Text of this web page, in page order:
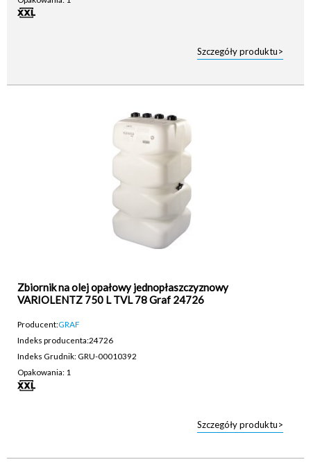
Szczegóły produktu>
Zbiornik na olej opałowy jednopłaszczyznowy
VARIOLENTZ 750 L TVL 78 Graf 24726
Producent:GRAF
Indeks producenta:24726
Indeks Grudnik: GRU-00010392
Opakowania: 1
Szczegóły produktu>